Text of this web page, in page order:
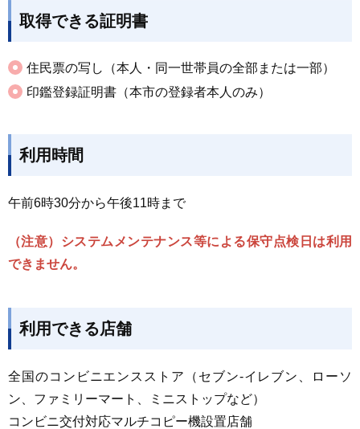
取得できる証明書
住民票の写し（本人・同一世帯員の全部または一部）
印鑑登録証明書（本市の登録者本人のみ）
利用時間
午前6時30分から午後11時まで
（注意）システムメンテナンス等による保守点検日は利用
できません。
利用できる店舗
全国のコンビニエンスストア（セブン-イレブン、ローソ
ン、ファミリーマート、ミニストップなど）
コンビニ交付対応マルチコピー機設置店舗